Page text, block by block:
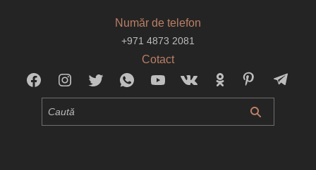
Număr de telefon
+971 4873 2081
Cotact